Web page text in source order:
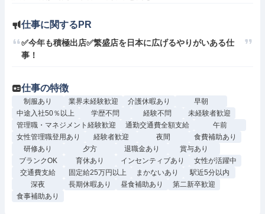
仕事に関するPR
✅️今年も積極出店✅️繁盛店を日本に広げるやりがいある仕
事！
仕事の特徴
制服あり 業界未経験歓迎 介護休暇あり
早朝
中途入社50％以上
学歴不問 経験不問
未経験者歓迎
管理職・マネジメント経験歓迎
通勤交通費全額支給
午前
女性管理職登用あり
経験者歓迎 夜間
食費補助あり
研修あり
夕方 退職金あり
賞与あり
ブランクOK
育休あり インセンティブあり
女性が活躍中
交通費支給
固定給25万円以上 まかないあり
駅近5分以内
深夜
長期休暇あり 昼食補助あり
第二新卒歓迎
食事補助あり